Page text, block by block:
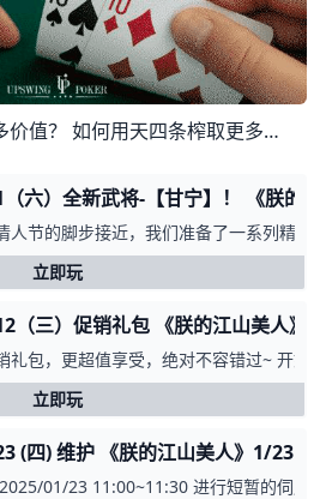
如何用天四条榨取更多价值？ 如何用天四条榨取更多价值？ 翻牌圈拿到四条、葫芦这样的牌不是特别常见。但如果你真的拿到了，你应该通过榨取尽可能多的资金来最大程度利用你的超强牌
（六）全新武将-【甘宁】！ 《朕的
人节的脚步接近，我们准备了一系列精
立即玩
（三）促销礼包 《朕的江山美人》
礼包，更超值享受，绝对不容错过~ 开
立即玩
(四) 维护 《朕的江山美人》1/23 (
01/23 11:00~11:30 进行短暂的伺服